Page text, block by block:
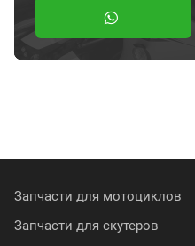
Запчасти для мотоциклов
Запчасти для скутеров